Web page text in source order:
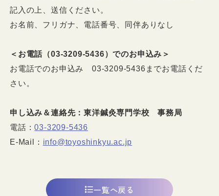
記入の上、送信ください。
お名前、フリガナ、電話番号、同伴ありなし
＜お電話（03-3209-5436）でのお申込み＞
お電話でのお申込み 03-3209-5436までお電話くだ
さい。
申し込み＆連絡先：東洋鍼灸専門学校 事務局
電話：03-3209-5436
E-Mail： info@toyoshinkyu.ac.jp
一覧へ戻る